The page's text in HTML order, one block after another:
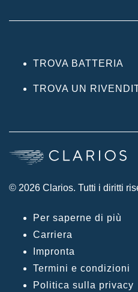
TROVA BATTERIA
TROVA UN
© 2026 Clarios. Tutti i diritti
Per saperne di più
Carriera
Impronta
Termini e condizioni
Politica sulla privacy